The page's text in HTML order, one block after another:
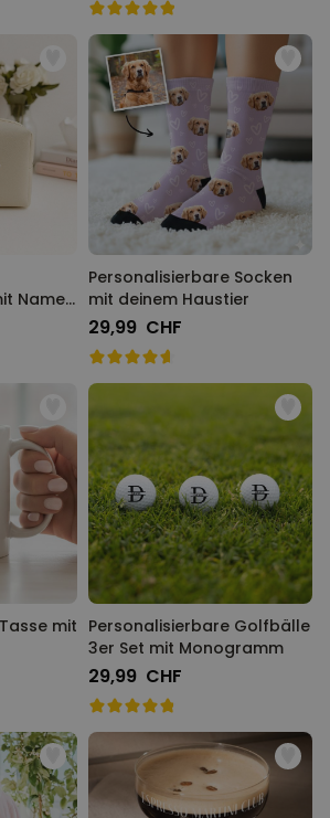
Name
Personalisierbare Socken
mit deinem Haustier
29,99 CHF
mit
Personalisierbare Golfbälle
3er Set mit Monogramm
29,99 CHF